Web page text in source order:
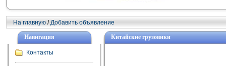
На главную /Добавить объявление
Навигация
Контакты
Китайские грузовики